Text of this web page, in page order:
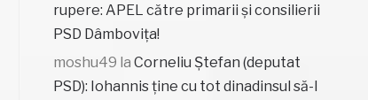
rupere: APEL către primarii și consilierii
PSD Dâmbovița!
moshu49 la Corneliu Ștefan (deputat
PSD): Iohannis ține cu tot dinadinsul să-l